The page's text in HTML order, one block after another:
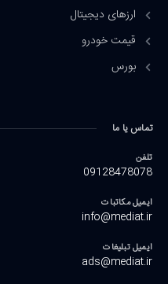
ارزهای دیجیتال
قیمت خودرو
بورس
تماس یا ما
تلفن
09128478078
ایمیل مکاتبات
info@mediat.ir
ایمیل تبلیغات
ads@mediat.ir